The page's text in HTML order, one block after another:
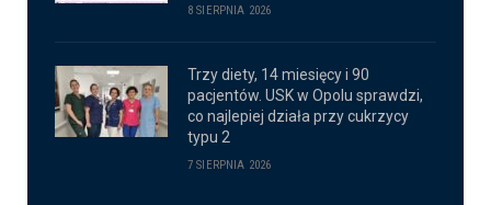
8 SIERPNIA 2026
Trzy diety, 14 miesięcy i 90
pacjentów. USK w Opolu sprawdzi,
co najlepiej działa przy cukrzycy
typu 2
7 SIERPNIA 2026